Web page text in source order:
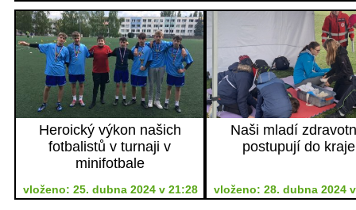
Heroický výkon našich
fotbalistů v turnaji v
minifotbale
vloženo: 25. dubna 2024 v 21:28
Naši mladí
postupují do
vloženo: 28. dubna 2024